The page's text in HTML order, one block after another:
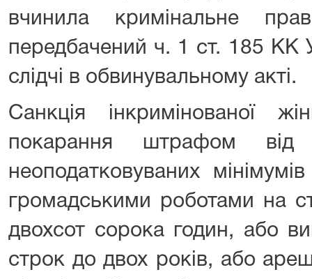
вчинила кримінальне
передбачений ч. 1 ст. 185 КК
слідчі в обвинувальному акті.
Санкція інкримінованої
покарання штрафом
неоподатковуваних
громадськими роботами на
двохсот сорока годин, або
строк до двох років, або